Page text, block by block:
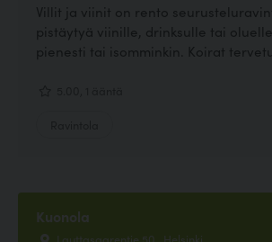
Villit ja viinit on rento
pistäytyä viinille, drinksulle tai
pienesti tai isomminkin. Koirat
Kuonola
Lauttasaarentie 50 , Helsinki